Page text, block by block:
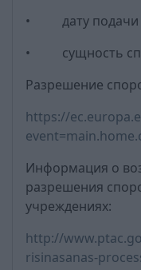
• дату подачи
• сущность
Разрешение
https://
Информация о
разрешения
учреждениях:
http://
risinasanas-